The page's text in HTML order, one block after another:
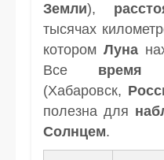
Земли),
тысячах
которомЛуна
Все время
(Хабаровск,
полезна для
Солнцем.